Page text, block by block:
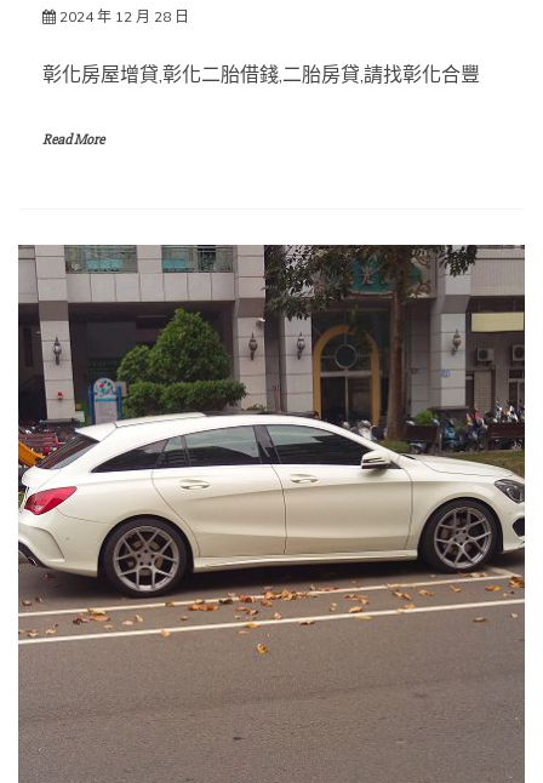
2024 年 12 月 28 日
彰化房屋增貸,彰化二胎借錢,二胎房貸,請找彰化合豐
Read More